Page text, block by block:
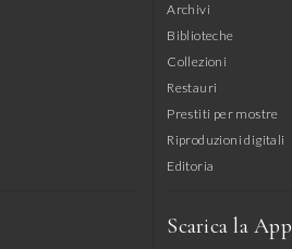
Archivi
Biblioteche
Collezioni
Restauri
Prestiti per mostre
Riproduzioni digitali
Editoria
Scarica la App